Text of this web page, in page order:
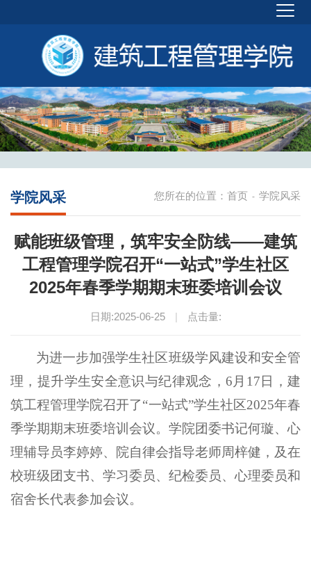
您所在的位置： 首页 - 学院风采
学院风采
赋能班级管理，筑牢安全防线——建筑
工程管理学院召开“一站式”学生社区
2025年春季学期期末班委培训会议
日期:2025-06-25 | 点击量:
为进一步加强学生社区班级学风建设和安全管
理，提升学生安全意识与纪律观念，6 月 17日，建
筑工程管理学院召开了“一站式”学生社区2025年春
季学期期末班委培训会议。学院团委书记何璇、心
理辅导员李婷婷、院自律会指导老师周梓健，及在
校班级团支书、学习委员、纪检委员、心理委员和
宿舍长代表参加会议。